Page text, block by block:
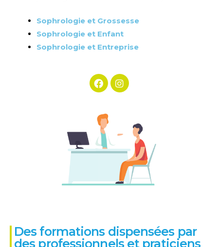
Sophrologie et Grossesse
Sophrologie et Enfant
Sophrologie et Entreprise
Des formations dispensées par
des professionnels et praticiens